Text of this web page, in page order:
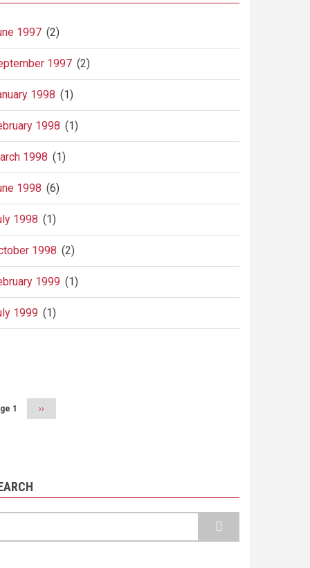
1997 (2)
1997 (2)
1998 (1)
1998 (1)
1998 (1)
1998 (6)
1998 (1)
1998 (2)
1999 (1)
1999 (1)
1
Next
page
››